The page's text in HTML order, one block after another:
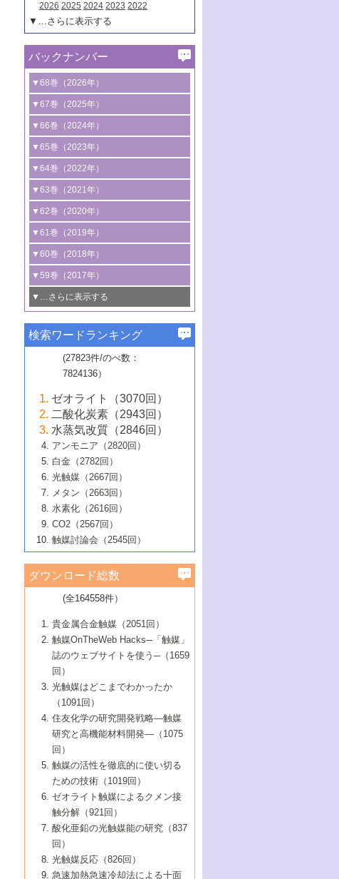
2026 2025 2024 2023 2022
▼…さらに表示する
バックナンバー
▼68巻（2026年）
1号 過酸化水素合成に関する研究動向
2号 コンピューター技術により加速する
触媒開発
3号 有機分子変換やCO 資源化のための
光触媒に関する最近の研究
B号 第137回触媒討論会（2026年）
▼67巻（2025年）
1号 CO
水素化によるグリーン燃料/グリ
ーンケミカル製造
2号 水素製造のための水分解技術に関す
る最近の研究
3号 オレフィン系樹脂の精密合成に関す
る最新技術
4号 アルコール類の効率的変換を実現す
る非貴金属触媒の研究動向
5号 ゼオライトの合成と応用における研
究動向
6号 ヘテロ接合界面
B号 第135回触媒討論会（2025年）
▼66巻（2024年）
1号 低次元ナノ構造を有する触媒材料
2号 規制反応場を活用した固体触媒研究
の新展開
3号 未踏分子変換を目指した酸化触媒プ
ロセスの最前線
4号 シンクロトロン放射光および中性子
線を利用した触媒解析技術の最先端
5号 単原子触媒
6号 参照触媒委員会からのお知らせ
B号 第133回触媒討論会（2023年）
▼65巻（2023年）
1号 炭素が関わる触媒機能
2号 プラスチックケミカルリサイクルの
ための触媒技術
3号 非酸化物系金属化合物を基盤とした
触媒材料の開発
4号 格子酸素・格子酸素欠陥を利用した
触媒反応
5号 生体触媒によるエネルギー変換反応
6号 窒素とリンの循環のための触媒・機
能性材料
▼64巻（2022年）
1号 合成ガス製造とCOを用いるケミカル
ズ合成の最新動向
2号 化学品合成のための合金触媒開発
3号 CO の排出削減および有効活用のた
めの触媒技術
4号 若手による情報発信企画～とびたて
若き触媒の研究者たち～（1）
若き触媒の研究者たち～（2）
6号 石油のノーブル・ユースを志向した
触媒技術
大学：オンライン・対面開催）
▼63巻（2021年）
1号 金触媒の新展開
2号 ペロブスカイト
3号 特殊反応場を利用した触媒的分子変
換反応
4号 多孔質材料を用いた触媒の新展開
5号 情報学的手法を用いた触媒開発
6号 カーボンニュートラルに向けた電解
技術
B号 第127回触媒討論会（2021年・オン
ライン開催(Zoom)のみ）
▼62巻（2020年）
1号 触媒設計を拓く欠陥構造のキャラク
タリゼーション
2号 機能化学品製造に資するクリーンな
触媒的酸化反応
3号 水処理のための触媒化学
4号 光触媒を用いた水分解の最新の研究
動向
5号 次世代の触媒プロセスを支えるマイ
6号 メタン転換技術の最新動向
B号 第125回触媒討論会（2020年・工学
院大学）
▼61巻（2019年）
1号 物質移動制御に着目した触媒プロセ
ス開発
2号 CO2 フリー水素サプライチェーンに
関わる触媒開発動向
3号 精密高分子合成に関する最近の研究
動向
4号 バイオマス化成品製造のための触媒
5号 固体触媒による含窒素有機化合物変
換の最前線
6号 貴金属使用量低減に向けた自動車排
ガス浄化触媒の開発
B号 第123回触媒討論会（2019年・大阪
▼60巻（2018年）
1号 固体酸触媒の最新の研究動向
2号 二酸化炭素からの有用化学品合成
3号 ナノ粒子・クラスター触媒の最前線
4号 60周年記念企画
5号 進化するゼオライト合成技術
6号 非貴金属系触媒における電気化学的
B号 第121回触媒討論会（2018年・東京
大学）
▼59巻（2017年）
1号 いたるところに，触媒
最先端技術
3号 無機分離膜材料の開発と触媒反応プ
ロセスへの適用
5号 水素のふるまいを解き明かす最先端
研究
6号 低級アルカンの有効利用のための触
媒技術
B号 第119回触媒討論会（2017年・首都
大学東京）
▼…さらに表示する
1号 ユニークな構造の高分子を生み出す触
2号 リグニンからの化成品製造に向けた触
媒技術
3号 触媒研究の最先端～とびたて若き研究
者たち～（1）
4号 触媒研究の最先端～とびたて若き研究
者たち～（2）
5号 触媒研究の最先端～とびたて若き研究
者たち～（3）
6号 イオニクス材料と燃料電池・電解合成
の最新の研究動向
B号 第117回触媒討論会（2016年・大阪府
立大学）
▼57巻（2015年）
1号 水素キャリアにかかわる触媒技術の新
2号 石油精製用触媒の最近の進展
3号 固体酸化物形燃料電池（SOFC）におけ
るアノード触媒上での燃料直接改質技術
4号 コアシェル構造の制御による触媒機能
5号 工業触媒およびその周辺技術の最近の
進歩
6号 ナノシート
B号 第115回触媒討論会（2015年・成蹊大
▼56巻（2014年）
2号 光触媒反応機構に関する最新の研究動
向
開発動向
4号 人工光合成に向けた近年のアプローチ
5号 未利用熱エネルギーの有効活用に貢献
する触媒技術
6号 ポリオキソメタレート
B号 第113回触媒討論会（2014年・ロワジ
ールホテル豊橋）
1号 高耐久性燃料電池システム用触媒にお
ける新展開
2号 リビングラジカル重合の最近の動向
3号 天然ガスの化学工業的展開に関する触
媒技術
4号 貴金属触媒の精密構造制御とその活用
5号 バイオマス化成品製造のための固体触
6号 ナノ空間─吸着状態解析から新機能開拓
B号 第111回触媒討論会（2013年・関西大
▼54巻（2012年）
1号 規則性多孔体の利用技術における最近
の進歩
2号 第109回触媒討論会
3号 貴金属低減技術の最新動向
4号 貴金属代替技術の最新動向
5号 光触媒による物質変換反応の新展開
6号 グラフェン
7号 水素を利用する化成品合成の新潮流
▼53巻（2011年）
1号 金属学から見る合金触媒の新展開
2号 第107回触媒討論会
3号 触媒のその場観察法の進歩（１）
4号 触媒のその場観察法の進歩（２）
5号 不活性結合の触媒的活性化による有機
合成
6号 新しい固体酸触媒技術
7号 ゼオライト合成における最近の進歩
▼52巻（2010年）
1号 触媒の劣化対策と長寿命触媒開発
2号 第105回触媒討論会
3号 ナノ構造が拓く新機能
4号 活性サイトおよびその環境の精密な設
計による触媒の高機能化
5号 触媒を有効に使うための技術
7号 有機分子触媒による精密有機合成
8号 高機能化ポリオレフィンに向けた重合
触媒の最近の進展
1号 炭素材料－熱い注目を集める材料－
2号 第103回触媒討論会
3号 環境浄化用光触媒の現状と課題
4号 水素社会の実現に向けた水素製造・貯
蔵技術の進歩
5号 CO2が関わる触媒・材料
7号 持続可能社会実現のための触媒および
触媒関連技術
▼50巻（2008年）
1号 触媒化学と学会のこの10年，半世紀，
そして未来
2号 第101回触媒討論会
4号 錯体を利用したユニークな表面構造の
構築と機能
5号 若手会員による触媒研究の未来展望1：
企業編
6号 第102回触媒討論会
7号 触媒・化学反応における計算化学の進
8号 若手研究者による触媒研究の未来展望
2：大学・研究所編
▼49巻（2007年）
1号 含フッ素化合物の合成と触媒
2号 第99回触媒討論会
3号 実用的ファインケミカル合成プロセス
を実現する触媒
5号 こんな物質，あんな物質―新たな触媒
の可能性―
7号 『結晶の化学』を活かした触媒研究
8号 イオン液体の応用
▼48巻（2006年）
1号 固体酸触媒の最近の進歩
2号 第97回触媒討論会
3号 リビング重合触媒の最近の展開
5号 水素製造・貯蔵のための触媒技術の新
しい展開
6号 第98回触媒討論会
7号 基礎化学品製造の触媒技術
8号 多機能型リアクター
1号 最近の触媒担体とその効果
2号 第95回触媒討論会
4号 水分解用光触媒材料
5号 時間分解分光の進歩と応用
6号 第96回触媒討論会
8号 超臨界流体を用いた化学プロセスの新
▼46巻（2004年）
1号 部分酸化反応触媒の最前線
2号 第93回触媒討論会
3号 特殊エネルギー場の触媒反応
4号 生体内における金属の触媒作用
5号 ファインケミカルズの展開に寄与する
6号 第94回触媒討論会
7号 サブナノレベルでみた新しい表面現象
8号 オレフィン重合触媒の新たな展
▼45巻（2003年）
1号 なぜこの触媒が良いのか？
2号 第91回触媒討論会
3号 最近の自動車排ガス処理技術
4号 触媒研究の現状と将来─第90回触媒討論
5号 基礎化学品製造の触媒技術
6号 第92回触媒討論会
7号 基礎化学品製造の触媒技術
8号 資源の循環と触媒技術
▼44巻（2002年）
1号 高次制御された触媒の化学
2号 第89回触媒討論会
3号 触媒を利用した電気化学の新展開
4号 ナノ材料の調製と機能化
5号 こんな触媒が欲しい
6号 第90回触媒討論会
7号 触媒研究と学術雑誌/情報
8号 若い世代からみた触媒化学の現状と未
▼43巻（2001年）
1号 グリーンケミストリーと触媒
2号 第87回触媒討論会特集号
3号 生体触媒とバイオプロセス
4号 水素製造・利用の触媒化学
5号 触媒研究における新しい切り口：コン
ビナトリアルケミストリー
6号 第88回触媒討論会特集号
7号 企業における触媒研究のブレークスル
8号 この材料を触媒として使ってみません
▼42巻（2000年）
1号 触媒反応工学の明日を拓く
2号 第85回触媒討論会
3号 反応ダイナミクス
5号 触媒のおもしろさをどのように伝える
6号 第86回触媒討論会
7号 水素化精製触媒の新しい展開
8号 新しい反応性と機能性を目指した金属
クラスタ-化学
▼41巻（1999年）
1号 孔、穴、あな?-特異な空間とその利用-
2号 第83回触媒討論会
3号 均一系触媒反応最前線
4号 実用炭素材料の新展開
5号 研究の方法論を考える
7号 機能性金属材料と触媒
8号 触媒研究へのNMRの応用と展望
▼40巻（1998年）
進展と21世紀への提言/創立40周年記念・触
媒学会この10年の歩みとこれから/創立40周
2号 第81回触媒討論会
3号 計算機触媒化学へのさそい
4号 触媒劣化の制御と予測
5号 最新の実用プロセスと触媒
6号 第82回触媒討論会
1号 均一系と不均一系触媒反応-その特徴と
接点
2号 第79回触媒討論会
3号 最新NO除去触媒の実用化研究
4号 新しい反応場を目指した触媒調製
5号 反応・分離技術の新しい展開
6号 第80回触媒討論会
▼38巻（1996年）
1号 触媒の構造と触媒作用/C1化学を中心と
する21世紀への触媒
3号 オリンピックメダル:金・銀・銅はどん
な触媒作用を示すか
4号 触媒作用における機能の複合化
▼37巻（1995年）
1号 ファインケミカルズと固体触媒
2号 第75回触媒討論会
3号 希土類を利用した触媒
4号 触媒とリサイクル
5号 エネルギー変換触媒
▼36巻（1994年）
1号 電気化学と触媒
2号 第73回触媒討論会
3号 C4化学の展開
4号 《通常号》
▼35巻（1993年）
1号 工業触媒開発マニュアル―探索から工
業化まで
2号 第71回触媒討論会
▼34巻（1992年）
1号 インパクトを与えたこの研究
2号 第69回触媒討論会
▼33巻（1991年）
1号 触媒プロセス開発マニュアル―探索か
▼32巻（1990年）
検索ワードランキング
(27823件/のべ数：
7824136）
ゼオライト（3070回）
二酸化炭素（2943回）
水蒸気改質（2846回）
アンモニア（2820回）
白金（2782回）
光触媒（2667回）
メタン（2663回）
水素化（2616回）
CO2（2567回）
触媒討論会（2545回）
ダウンロード総数
(全164558件）
貴金属合金触媒（2051回）
触媒OnTheWeb Hacks─「触媒」
誌のウェブサイトを使う─（1659
回）
光触媒はどこまでわかったか
（1091回）
住友化学の研究開発戦略―触媒
研究と高機能材料開発―（1075
回）
触媒の活性を徹底的に使い切る
ための技術（1019回）
ゼオライト触媒によるクメン接
触分解（921回）
酸化亜鉛の光触媒能の研究（837
回）
光触媒反応（826回）
急速加熱急速冷却法による十面